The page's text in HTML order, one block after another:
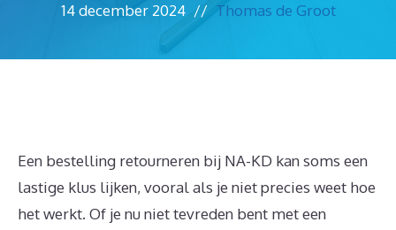
14 december 2024 // Thomas de Groot
Een bestelling retourneren bij NA-KD kan soms een
lastige klus lijken, vooral als je niet precies weet hoe
het werkt. Of je nu niet tevreden bent met een